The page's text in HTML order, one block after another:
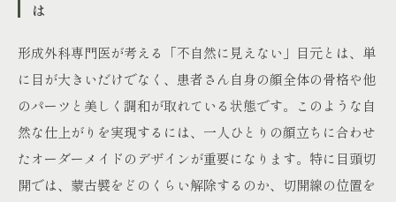
は
形成外科専門医が考える「不自然に見えない」目元とは、単
に目が大きいだけでなく、患者さん自身の顔全体の骨格や他
のパーツと美しく調和が取れている状態です。このような自
然な仕上がりを実現するには、一人ひとりの顔立ちに合わせ
たオーダーメイドのデザインが重要になります。特に目頭切
開では、蒙古襞をどのくらい解除するのか、切開線の位置を